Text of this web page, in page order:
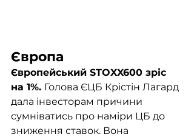
Європа
Європейський STOXX600 зріс
на 1%. Голова ЄЦБ Крістін Лагард
дала інвесторам причини
сумніватись про наміри ЦБ до
зниження ставок. Вона